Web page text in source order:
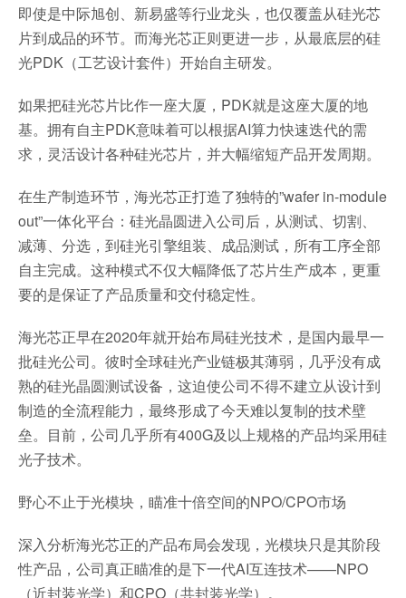
即使是中际旭创、新易盛等行业龙头，也仅覆盖从硅光芯
片到成品的环节。而海光芯正则更进一步，从最底层的硅
光PDK（工艺设计套件）开始自主研发。
如果把硅光芯片比作一座大厦，PDK就是这座大厦的地
基。拥有自主PDK意味着可以根据AI算力快速迭代的需
求，灵活设计各种硅光芯片，并大幅缩短产品开发周期。
在生产制造环节，海光芯正打造了独特的”wafer in-module
out”一体化平台：硅光晶圆进入公司后，从测试、切割、
减薄、分选，到硅光引擎组装、成品测试，所有工序全部
自主完成。这种模式不仅大幅降低了芯片生产成本，更重
要的是保证了产品质量和交付稳定性。
海光芯正早在2020年就开始布局硅光技术，是国内最早一
批硅光公司。彼时全球硅光产业链极其薄弱，几乎没有成
熟的硅光晶圆测试设备，这迫使公司不得不建立从设计到
制造的全流程能力，最终形成了今天难以复制的技术壁
垒。目前，公司几乎所有400G及以上规格的产品均采用硅
光子技术。
野心不止于光模块，瞄准十倍空间的NPO/CPO市场
深入分析海光芯正的产品布局会发现，光模块只是其阶段
性产品，公司真正瞄准的是下一代AI互连技术——NPO
（近封装光学）和CPO（共封装光学）。